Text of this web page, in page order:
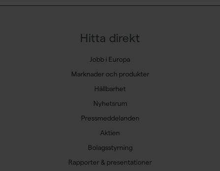
Hitta direkt
Jobb i Europa
Marknader och produkter
Hållbarhet
Nyhetsrum
Pressmeddelanden
Aktien
Bolagsstyrning
Rapporter & presentationer